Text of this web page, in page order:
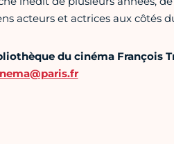
acteurs et actrices aux côtés
du cinéma François